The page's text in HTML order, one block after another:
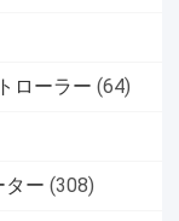
ローラー (64)
ター (308)